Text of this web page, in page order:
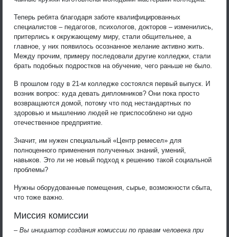
Теперь ребята благодаря заботе квалифицированных
специалистов – педагогов, психологов, докторов – изменились,
притерлись к окружающему миру, стали общительнее, а
главное, у них появилось осознанное желание активно жить.
Между прочим, примеру последовали другие колледжи, стали
брать подобных подростков на обучение, чего раньше не было.
В прошлом году в 21-м колледже состоялся первый выпуск. И
возник вопрос: куда девать дипломников? Они пока просто
возвращаются домой, потому что под нестандартных по
здоровью и мышлению людей не приспособлено ни одно
отечественное предприятие.
Значит, им нужен специальный «Центр ремесел» для
полноценного применения полученных знаний, умений,
навыков. Это ли не новый подход к решению такой социальной
проблемы?
Нужны оборудованные помещения, сырье, возможности сбыта,
что тоже важно.
Миссия комиссии
– Вы инициатор создания комиссии по правам человека при